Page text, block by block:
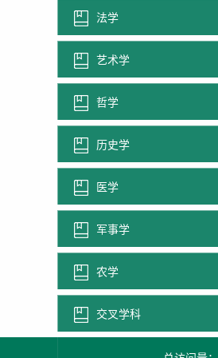
法学
艺术学
哲学
历史学
医学
军事学
农学
交叉学科